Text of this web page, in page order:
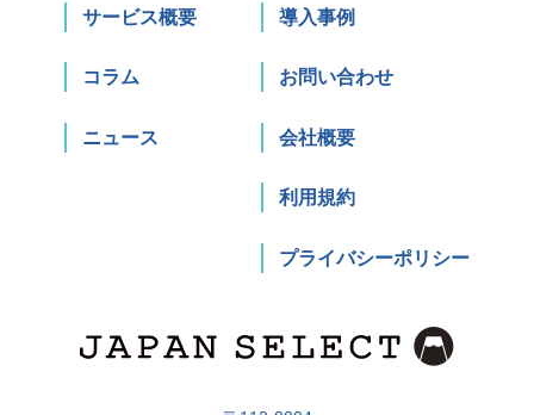
サービス概要
コラム
ニュース
導入事例
お問い合わせ
会社概要
利用規約
プライバシーポリシー